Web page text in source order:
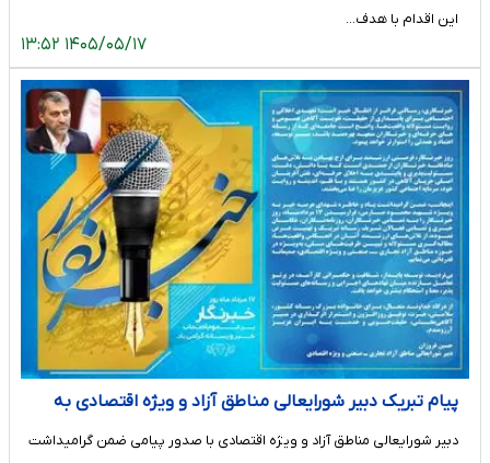
این اقدام با هدف…
۱۴۰۵/۰۵/۱۷ ۱۳:۵۲
پیام تبریک دبیر شورایعالی مناطق آزاد و ویژه اقتصادی به
دبیر شورایعالی مناطق آزاد و ویژه اقتصادی با صدور پیامی ضمن گرامیداشت